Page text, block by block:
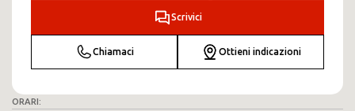
Scrivici
Chiamaci Ottieni indicazioni
ORARI: